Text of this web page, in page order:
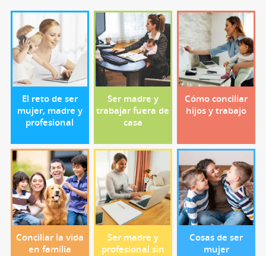
El reto de ser
mujer, madre y
profesional
Ser madre y
trabajar fuera de
casa
Cómo conciliar
hijos y trabajo
Conciliar la vida
en familia
Ser madre y
profesional sin
Cosas de ser
mujer